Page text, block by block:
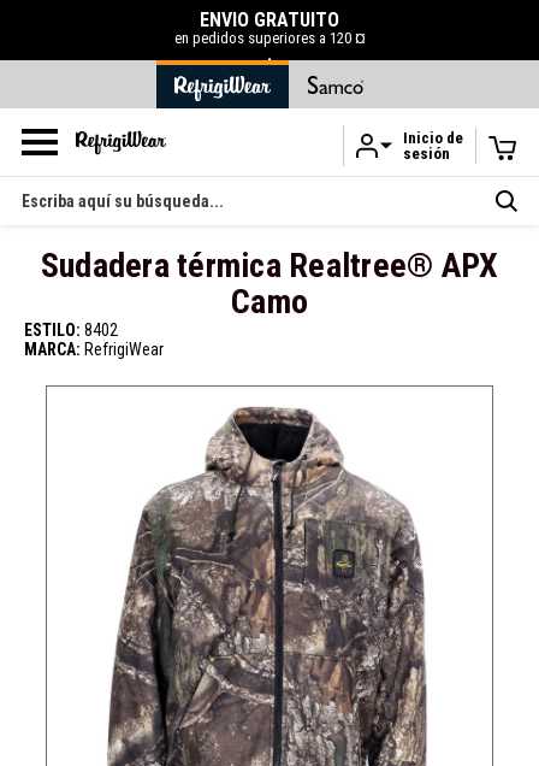
Ir al contenido principal
ENVÍO GRATUITO
en pedidos superiores a 120 ¤
.
Inicio de
sesión
Buscar
en
Sudadera térmica Realtree® APX
Camo
ESTILO: 8402
MARCA: RefrigiWear